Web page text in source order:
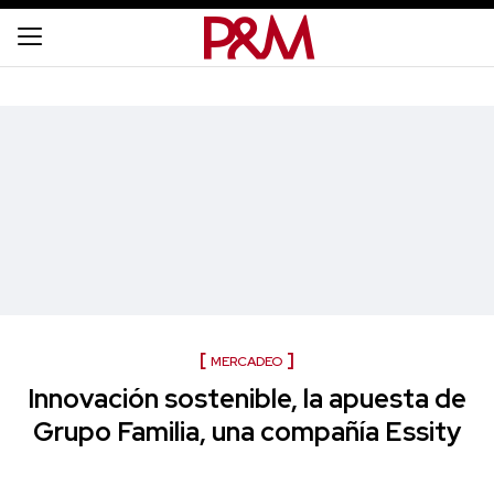
MERCADEO
Innovación sostenible, la apuesta de
Grupo Familia, una compañía Essity